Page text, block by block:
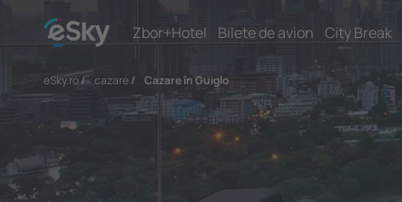
Zbor+Hotel Bilete de avion City Break
eSky.ro/ cazare/ Cazare în Guiglo